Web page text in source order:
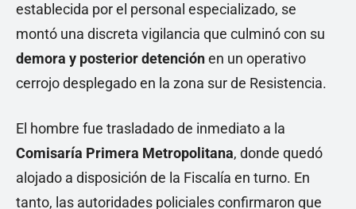
establecida por el personal especializado, se
montó una discreta vigilancia que culminó con su
demora y posterior detenciónen un operativo
cerrojo desplegado en la zona sur de Resistencia.
El hombre fue trasladado de inmediato a la
Comisaría Primera Metropolitana, donde quedó
alojado a disposición de la Fiscalía en turno. En
tanto, las autoridades policiales confirmaron que